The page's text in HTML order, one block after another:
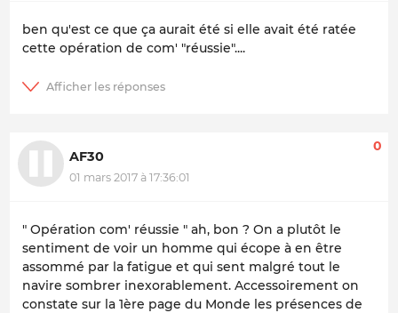
ben qu'est ce que ça aurait été si elle avait été ratée
cette opération de com' "réussie"....
AF30
01 mars 2017 à 17:36:01
0
" Opération com' réussie " ah, bon ? On a plutôt le
sentiment de voir un homme qui écope à en être
assommé par la fatigue et qui sent malgré tout le
navire sombrer inexorablement. Accessoirement on
constate sur la 1ère page du Monde les présences de